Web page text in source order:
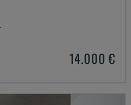
14.000 €